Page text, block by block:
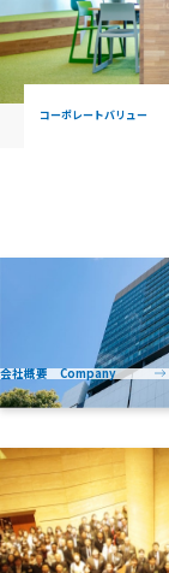
コーポレートバリュー
会社概要 Company